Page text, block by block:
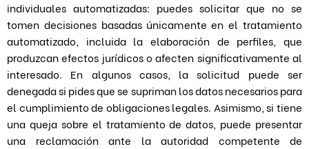
individuales automatizadas: puedes solicitar que no se
tomen decisiones basadas únicamente en el tratamiento
automatizado, incluida la elaboración de perfiles, que
produzcan efectos jurídicos o afecten significativamente al
interesado. En algunos casos, la solicitud puede ser
denegada si pides que se supriman los datos necesarios para
el cumplimiento de obligaciones legales. Asimismo, si tiene
una queja sobre el tratamiento de datos, puede presentar
una reclamación ante la autoridad competente de